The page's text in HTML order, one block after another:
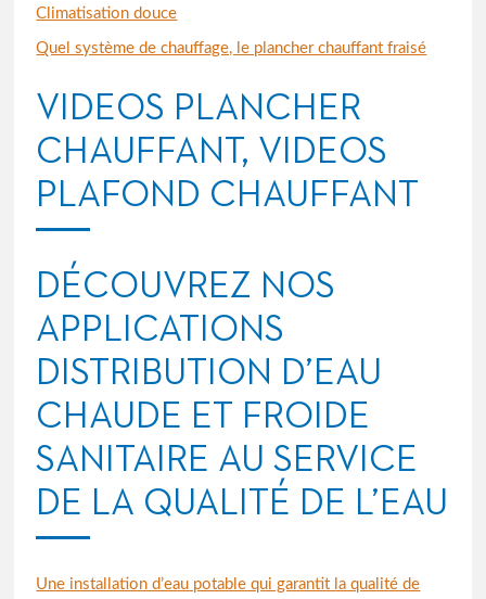
Climatisation douce
Quel système de chauffage, le plancher chauffant fraisé
VIDEOS PLANCHER
CHAUFFANT, VIDEOS
PLAFOND CHAUFFANT
DÉCOUVREZ NOS
APPLICATIONS
DISTRIBUTION D’EAU
CHAUDE ET FROIDE
SANITAIRE AU SERVICE
DE LA QUALITÉ DE L’EAU
Une installation d’eau potable qui garantit la qualité de